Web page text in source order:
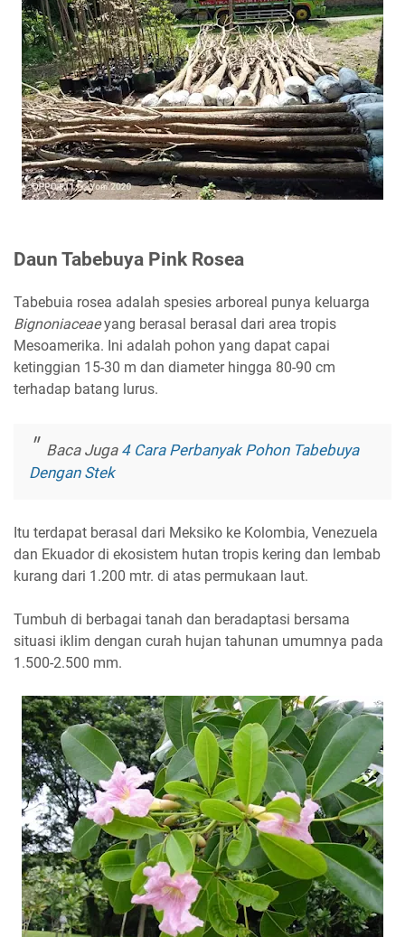
Daun Tabebuya Pink Rosea
Tabebuia rosea adalah spesies arboreal punya keluarga
Bignoniaceaeyang berasal berasal dari area tropis
Mesoamerika. Ini adalah pohon yang dapat capai
ketinggian 15-30 m dan diameter hingga 80-90 cm
terhadap batang lurus.
Baca Juga 4 Cara Perbanyak Pohon Tabebuya
Dengan Stek
Itu terdapat berasal dari Meksiko ke Kolombia, Venezuela
dan Ekuador di ekosistem hutan tropis kering dan lembab
kurang dari 1.200 mtr. di atas permukaan laut.
Tumbuh di berbagai tanah dan beradaptasi bersama
situasi iklim dengan curah hujan tahunan umumnya pada
1.500-2.500 mm.